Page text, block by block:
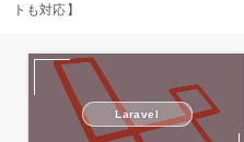
トも対応】
Laravel